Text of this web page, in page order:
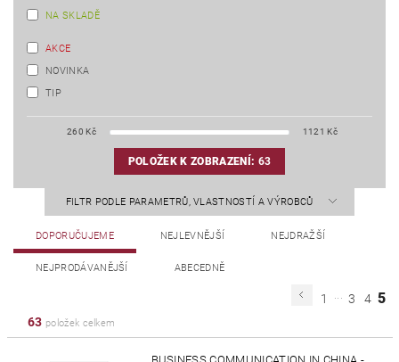
NA SKLADĚ
AKCE
NOVINKA
TIP
260 Kč 1121 Kč
POLOŽEK K ZOBRAZENÍ: 63
FILTR PODLE PARAMETRŮ, VLASTNOSTÍ A VÝROBCŮ
DOPORUČUJEME NEJLEVNĚJŠÍ NEJDRAŽŠÍ
NEJPRODÁVANĚJŠÍ ABECEDNĚ
1 ... 3 4 5
63 položek celkem